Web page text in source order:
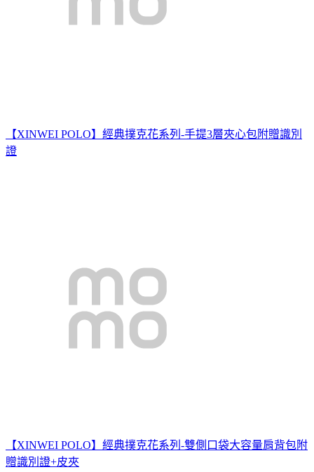
【XINWEI POLO】經典撲克花系列-手提3層夾心包附贈識別
證
【XINWEI POLO】經典撲克花系列-雙側口袋大容量肩背包附
贈識別證+皮夾